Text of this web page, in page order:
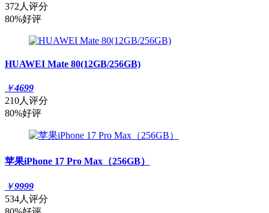
372人评分
80%好评
HUAWEI Mate 80(12GB/256GB)
￥4699
210人评分
80%好评
苹果iPhone 17 Pro Max（256GB）
￥9999
534人评分